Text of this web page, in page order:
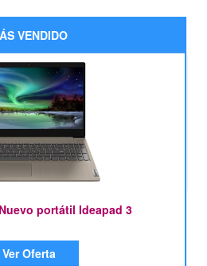
VENDIDO
portátil Ideapad 3
Ver Oferta